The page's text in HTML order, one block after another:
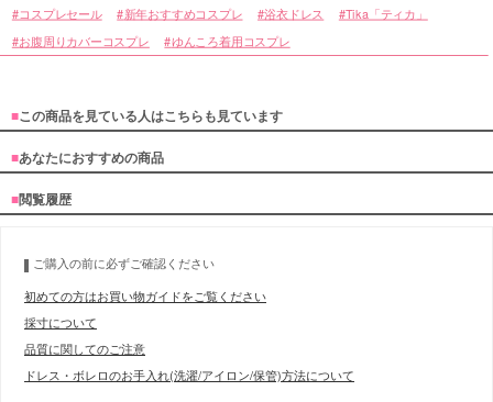
コスプレセール 新年おすすめコスプレ 浴衣ドレス Tika「ティカ」
お腹周りカバーコスプレ ゆんころ着用コスプレ
■この商品を見ている人はこちらも見ています
■あなたにおすすめの商品
■閲覧履歴
ご購入の前に必ずご確認ください
初めての方はお買い物ガイドをご覧ください
採寸について
品質に関してのご注意
ドレス・ボレロのお手入れ(洗濯/アイロン/保管)方法について